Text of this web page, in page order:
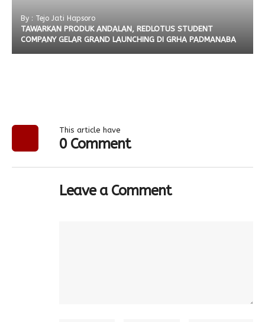
By : Tejo Jati Hapsoro
TAWARKAN PRODUK ANDALAN, REDLOTUS STUDENT
COMPANY GELAR GRAND LAUNCHING DI GRHA PADMANABA
This article have
0 Comment
Leave a Comment